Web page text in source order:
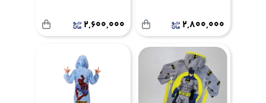
2,800,000
2,600,000